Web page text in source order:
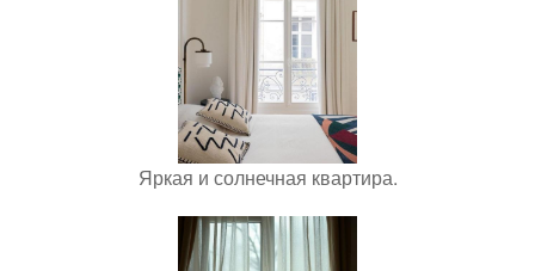
Яркая и солнечная квартира.